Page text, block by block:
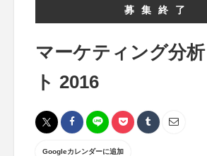
募集終了
マーケティング分
ト 2016
Googleカレンダーに追加